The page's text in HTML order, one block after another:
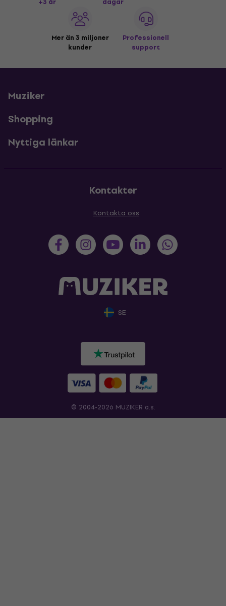
Mer än 3 miljoner
kunder
Professionell
support
Muziker
Shopping
Nyttiga länkar
Kontakter
Kontakta oss
SE
© 2004-2026 MUZIKER a.s.